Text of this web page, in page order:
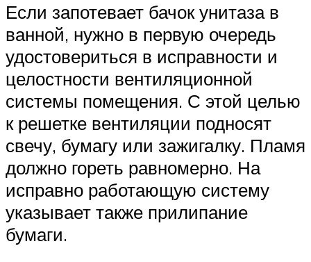
Если запотевает бачок унитаза в
ванной, нужно в первую очередь
удостовериться в исправности и
целостности вентиляционной
системы помещения. С этой целью
к решетке вентиляции подносят
свечу, бумагу или зажигалку. Пламя
должно гореть равномерно. На
исправно работающую систему
указывает также прилипание
бумаги.